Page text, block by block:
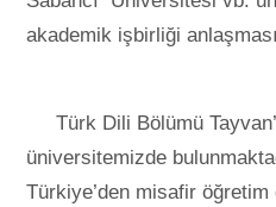
akademik işbirliği
Türk Dili Bölümü
üniversitemizde
Türkiye’den misafir